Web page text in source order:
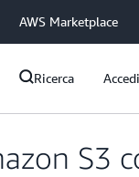
AWS Marketplace
Ricerca
S3